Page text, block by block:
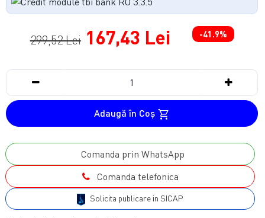
299,52 Lei 167,43 Lei -41.9%
Adaugă în Coş
Comanda prin WhatsApp
Comanda telefonica
Solicita publicare in SICAP